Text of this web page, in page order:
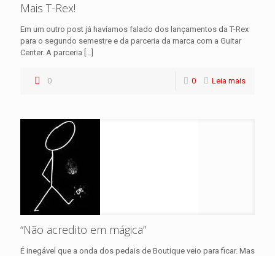
Mais T-Rex!
Em um outro post já havíamos falado dos lançamentos da T-Rex
para o segundo semestre e da parceria da marca com a Guitar
Center. A parceria […]
0 0 Leia mais
“Não acredito em mágica”
É inegável que a onda dos pedais de Boutique veio para ficar. Mas